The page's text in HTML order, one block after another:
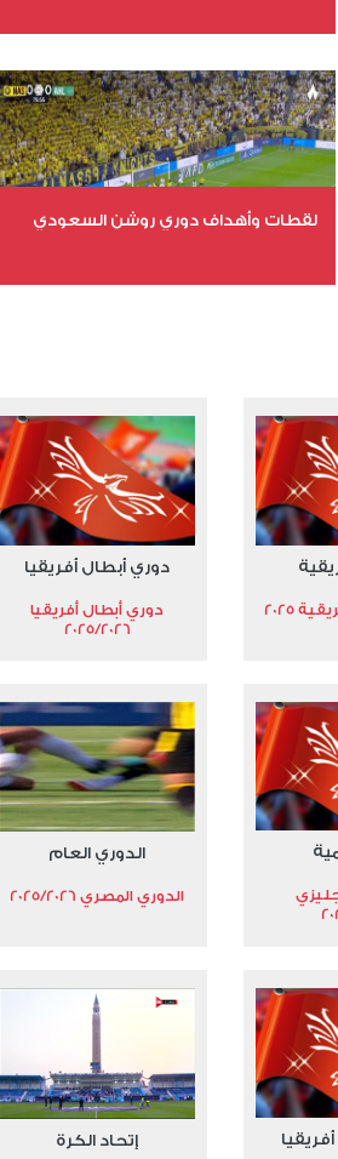
عدد المشاهدات 15698
لقطات وأهداف دوري روشن السعودي
2025
دوري أبطال أفريقيا
دوري أبطال أفريقيا
2025/2026
الدوري العام
الدوري المصري 2025/2026
إتحاد الكرة